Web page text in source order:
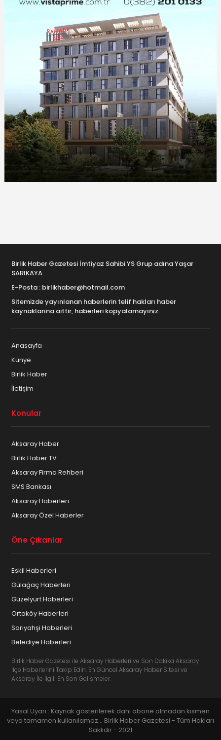
Birlik Haber Gazetesi İmtiyaz Sahibi YS Grup adına Yaşar
SARIKAYA
E-Posta : birlikhaber@hotmail.com
Sitemizde yayınlanan haberlerin telif hakları haber
kaynaklarına aittir, haberleri kopyalamayınız.
Anasayfa
Künye
Birlik Haber
İletişim
Konular
Aksaray Haber
Birlik Haber TV
Aksaray Firma Rehberi
SMS Bankası
Aksaray Haberleri
Aksaray Özel Haberler
Öne Çıkanlar
Eskil Haberleri
Gülağaç Haberleri
Güzelyurt Haberleri
Ortaköy Haberleri
Sarıyahşi Haberleri
Belediye Haberleri
Birlik Haber Gazetesi ile Aksaray Haberleri ve Son Dakika Aksaray
İlçe Haberlerini Takip Edin. En Güncel Aksaray Haber Sitesi ve
Aksaray İle İlgili En Son Gelişmeler.
Yasal Uyarı : Kaynak gösterilerek dahi abone olmadan kısmen
veya tamamen kullanılamaz... Birlik Haber Gazetesi - Tüm Hakları
Saklıdır - 2021